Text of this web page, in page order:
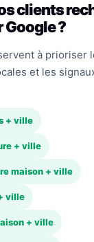
clients
?
à prioriser
et les
+ ville
+ ville
maison + ville
ville
+ ville